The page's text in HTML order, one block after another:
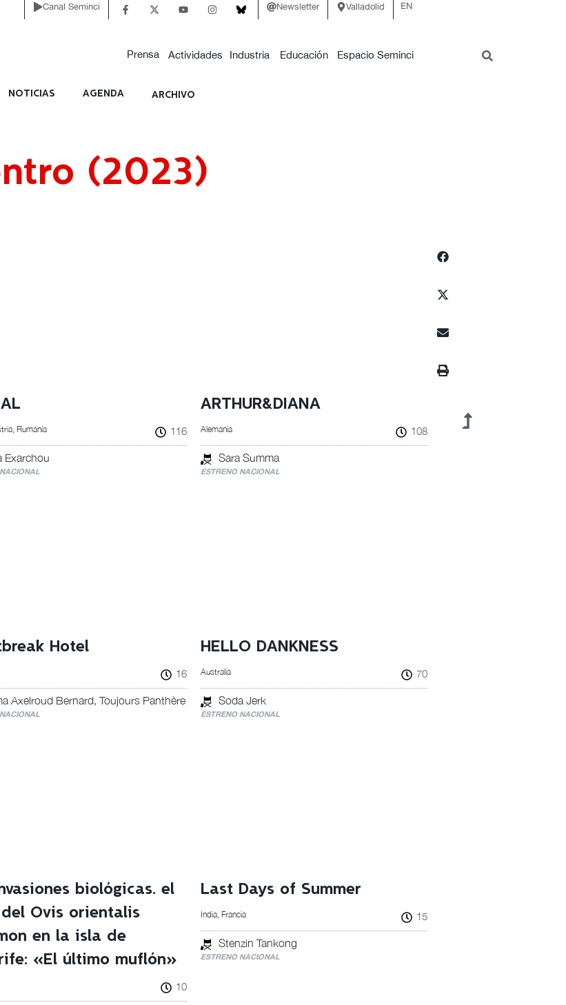
Canal Seminci Newsletter Valladolid EN
Prensa Actividades Industria Educación Espacio Seminci
NOTICIAS AGENDA ARCHIVO
(2023)
Rumanía 116
Exarchou
ARTHUR&DIANA
Alemania 108
Sara Summa
ESTRENO NACIONAL
Hotel
16
Axelroud Bernard, Toujours Panthère
HELLO DANKNESS
Australia 70
Soda Jerk
ESTRENO NACIONAL
biológicas. el
Ovis orientalis
en la isla de
«El último muflón»
10
Last Days of Summer
India, Francia 15
Stenzin Tankong
ESTRENO NACIONAL